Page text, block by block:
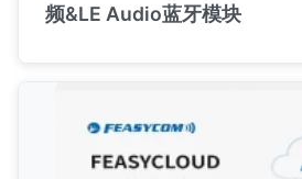
频&LE Audio蓝牙模块